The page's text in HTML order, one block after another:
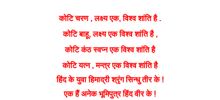
कोटिचरण , लक्ष्य एक, विश्व शांति है .
कोटिबाहू, लक्ष्य एक विश्व शांति है ,
कोटिकंठ स्वप्न एक विश्व शांति है
कोटियत्न , मन्त्र एक विश्व शांति है
हिंद के युवा हिमाद्रीश्रृंगसिन्धु तीर के !
एक हैं अनेक भूमिपुत्र हिंद वीर के !